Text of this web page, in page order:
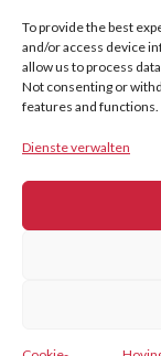
To provide the best
and/or access device
allow us to process
Not consenting or
features and functions.
Dienste verwalten
Cookie-
Copyright © 2026
Hovingh & Partners